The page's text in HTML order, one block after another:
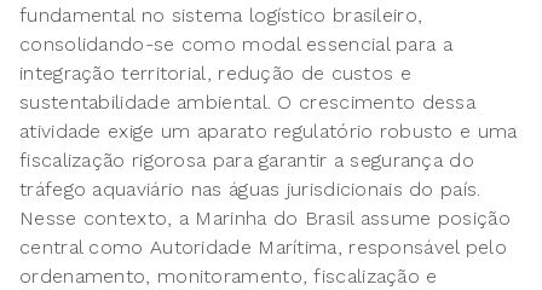
fundamental no sistema logístico brasileiro,
consolidando-se como modal essencial para a
integração territorial, redução de custos e
sustentabilidade ambiental. O crescimento dessa
atividade exige um aparato regulatório robusto e uma
fiscalização rigorosa para garantir a segurança do
tráfego aquaviário nas águas jurisdicionais do país.
Nesse contexto, a Marinha do Brasil assume posição
central como Autoridade Marítima, responsável pelo
ordenamento, monitoramento, fiscalização e